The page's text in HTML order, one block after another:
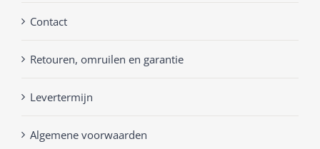
Contact
Retouren, omruilen en garantie
Levertermijn
Algemene voorwaarden